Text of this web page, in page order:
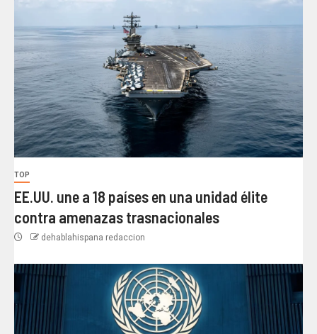
TOP
EE.UU. une a 18 países en una unidad élite
contra amenazas trasnacionales
dehablahispana redaccion